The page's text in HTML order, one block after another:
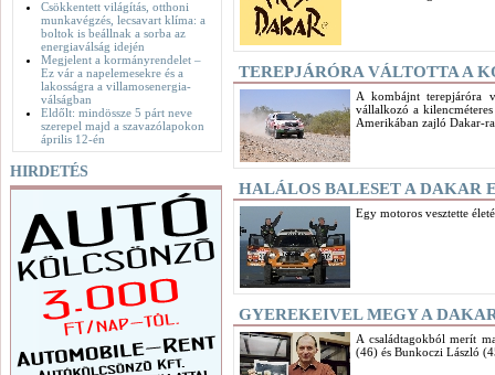
Csökkentett világítás, otthoni
munkavégzés, lecsavart klíma: a
boltok is beállnak a sorba az
energiaválság idején
Megjelent a kormányrendelet –
Ez vár a napelemesekre és a
lakosságra a villamosenergia-
válságban
Eldőlt: mindössze 5 párt neve
szerepel majd a szavazólapokon
április 12-én
HIRDETÉS
TEREPJÁRÓRA VÁLTOTTA A
A kombájnt terepjáróra
vállalkozó a
Amerikában zajló Dakar-
HALÁLOS BALESET A DAKAR
Egy motoros vesztette
GYEREKEIVEL MEGY A
A családtagokból merít
(46) és Bunkoczi László